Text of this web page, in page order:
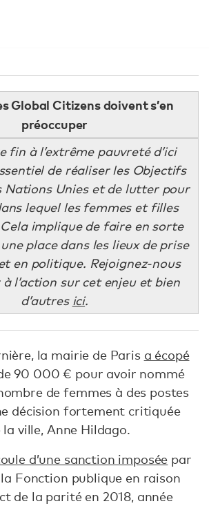
Global Citizens doivent s’en
préoccuper
fin à l’extrême pauvreté d’ici
de réaliser les Objectifs
Nations Unies et de lutter pour
lequel les femmes et filles
implique de faire en sorte
place dans les lieux de prise
en politique. Rejoignez-nous
l’action sur cet enjeu et bien
d’autres ici.
la mairie de Paris a écopé
90 000 € pour avoir nommé
de femmes à des postes
décision fortement critiquée
ville, Anne Hildago.
d’une sanction imposée par
Fonction publique en raison
de la parité en 2018, année